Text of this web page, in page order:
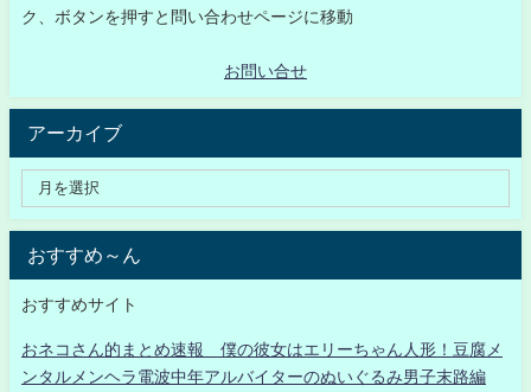
ク、ボタンを押すと問い合わせページに移動
お問い合せ
アーカイブ
おすすめ～ん
おすすめサイト
おネコさん的まとめ速報 僕の彼女はエリーちゃん人形！豆腐メ
ンタルメンヘラ電波中年アルバイターのぬいぐるみ男子末路編